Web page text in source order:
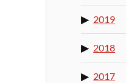
2019
2018
2017